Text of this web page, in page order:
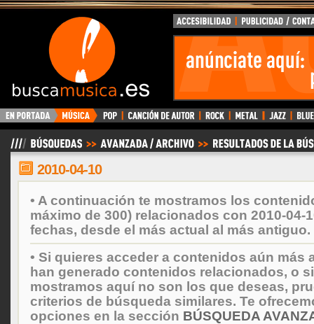
BuscaMusica.es
2010-04-10
• A continuación te mostramos los
máximo de 300) relacionados con 2010-04-
fechas, desde el más actual al más antiguo.
• Si quieres acceder a contenidos aún más
han generado contenidos relacionados, o
mostramos aquí no son los que deseas,
criterios de búsqueda similares. Te
opciones en la sección BÚSQUEDA